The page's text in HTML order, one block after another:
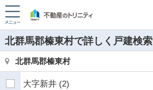
北群馬郡榛東村で詳しく戸建検索
北群馬郡榛東村
大字新井 (2)